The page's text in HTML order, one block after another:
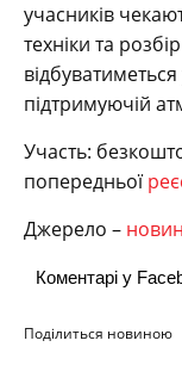
учасників
техніки та
підтримуючій
Участь:
попередньої
Джерело –
Коментарі у
Поділиться новиною